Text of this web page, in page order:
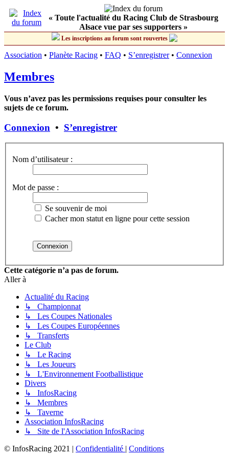
« Toute l'actualité du Racing Club de Strasbourg
Alsace vue par ses supporters »
Les inscriptions au forum sont rouvertes
Association • Planète Racing • FAQ • S’enregistrer• Connexion
Membres
Vous n’avez pas les permissions requises pour consulter les
sujets de ce forum.
Connexion • S’enregistrer
Nom d’utilisateur :
Mot de passe :
Se souvenir de moi
Cacher mon statut en ligne pour cette session
Cette catégorie n’a pas de forum.
Aller à
Actualité du Racing
↳ Championnat
↳ Les Coupes Nationales
↳ Les Coupes Européennes
↳ Transferts
Le Club
↳ Le Racing
↳ Les Joueurs
↳ L'Environnement Footballistique
Divers
↳ InfosRacing
↳ Membres
↳ Taverne
Association InfosRacing
↳ Site de l'Association InfosRacing
© InfosRacing 2021 | Confidentialité | Conditions